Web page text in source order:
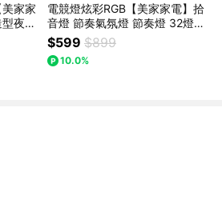
家家
夜燈
送許
電競燈炫彩RGB【美家家電】拾
音燈 節奏氣氛燈 節奏燈 32燈系
列一個 - (不挑款出貨)
$599 $899
10.0%